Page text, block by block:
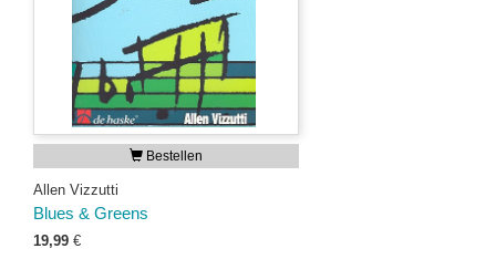
Bestellen
Allen Vizzutti
Blues & Greens
19,99 €